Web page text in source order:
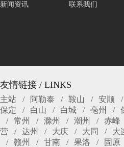
新闻资讯 联系我们
友情链接 / LINKS
主站 阿勒泰 鞍山 安顺
保定
白山 白城 亳州
常州
滁州 潮州 赤峰
营
达州 大庆 大同 大
赣州
甘南 果洛 固原